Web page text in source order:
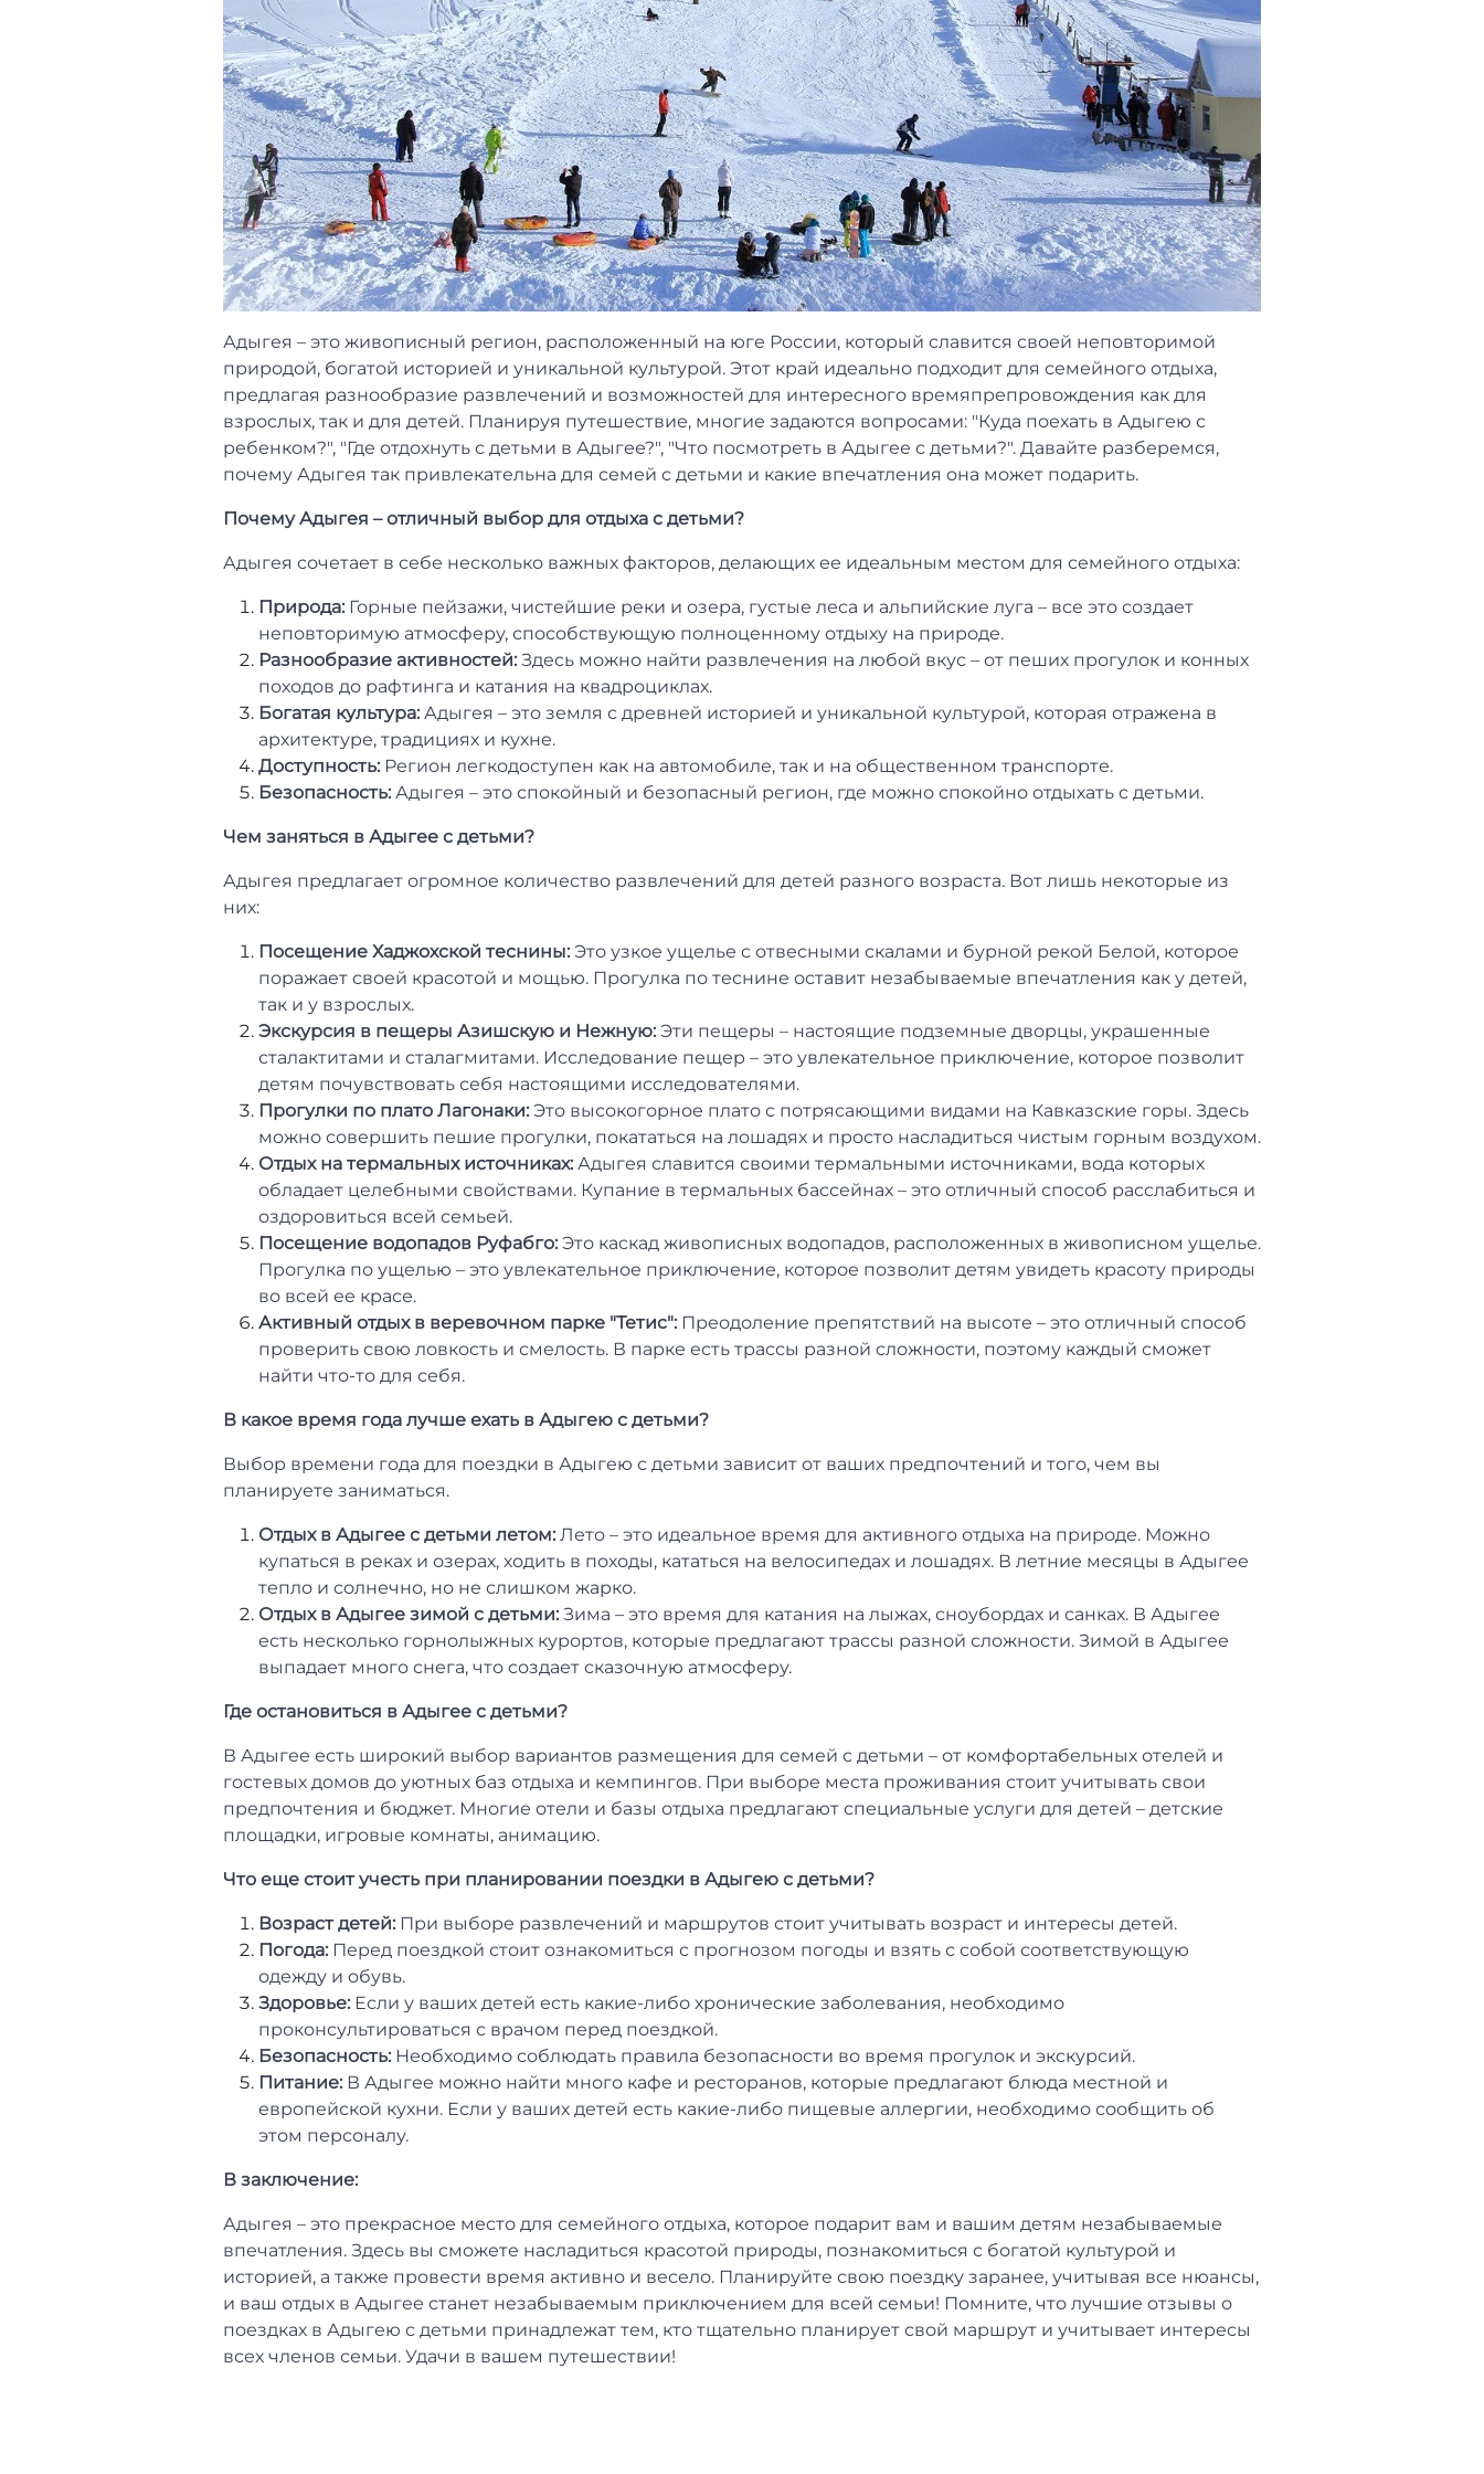
Адыгея – это живописный регион, расположенный на юге России, который славится своей неповторимой
природой, богатой историей и уникальной культурой. Этот край идеально подходит для семейного отдыха,
предлагая разнообразие развлечений и возможностей для интересного времяпрепровождения как для
взрослых, так и для детей. Планируя путешествие, многие задаются вопросами: "Куда поехать в Адыгею с
ребенком?", "Где отдохнуть с детьми в Адыгее?", "Что посмотреть в Адыгее с детьми?". Давайте разберемся,
почему Адыгея так привлекательна для семей с детьми и какие впечатления она может подарить.
Почему Адыгея – отличный выбор для отдыха с детьми?
Адыгея сочетает в себе несколько важных факторов, делающих ее идеальным местом для семейного отдыха:
Природа:Горные пейзажи, чистейшие реки и озера, густые леса и альпийские луга – все это создает
неповторимую атмосферу, способствующую полноценному отдыху на природе.
Разнообразие активностей:Здесь можно найти развлечения на любой вкус – от пеших прогулок и конных
походов до рафтинга и катания на квадроциклах.
Богатая культура:Адыгея – это земля с древней историей и уникальной культурой, которая отражена в
архитектуре, традициях и кухне.
Доступность:Регион легкодоступен как на автомобиле, так и на общественном транспорте.
Безопасность:Адыгея – это спокойный и безопасный регион, где можно спокойно отдыхать с детьми.
Чем заняться в Адыгее с детьми?
Адыгея предлагает огромное количество развлечений для детей разного возраста. Вот лишь некоторые из
них:
Посещение Хаджохской теснины:Это узкое ущелье с отвесными скалами и бурной рекой Белой, которое
поражает своей красотой и мощью. Прогулка по теснине оставит незабываемые впечатления как у детей,
так и у взрослых.
Экскурсия в пещеры Азишскую и Нежную:Эти пещеры – настоящие подземные дворцы, украшенные
сталактитами и сталагмитами. Исследование пещер – это увлекательное приключение, которое позволит
детям почувствовать себя настоящими исследователями.
Прогулки по плато Лагонаки:Это высокогорное плато с потрясающими видами на Кавказские горы. Здесь
можно совершить пешие прогулки, покататься на лошадях и просто насладиться чистым горным воздухом.
Отдых на термальных источниках:Адыгея славится своими термальными источниками, вода которых
обладает целебными свойствами. Купание в термальных бассейнах – это отличный способ расслабиться и
оздоровиться всей семьей.
Посещение водопадов Руфабго:Это каскад живописных водопадов, расположенных в живописном ущелье.
Прогулка по ущелью – это увлекательное приключение, которое позволит детям увидеть красоту природы
во всей ее красе.
Активный отдых в веревочном парке "Тетис":Преодоление препятствий на высоте – это отличный способ
проверить свою ловкость и смелость. В парке есть трассы разной сложности, поэтому каждый сможет
найти что-то для себя.
В какое время года лучше ехать в Адыгею с детьми?
Выбор времени года для поездки в Адыгею с детьми зависит от ваших предпочтений и того, чем вы
планируете заниматься.
Отдых в Адыгее с детьми летом:Лето – это идеальное время для активного отдыха на природе. Можно
купаться в реках и озерах, ходить в походы, кататься на велосипедах и лошадях. В летние месяцы в Адыгее
тепло и солнечно, но не слишком жарко.
Отдых в Адыгее зимой с детьми:Зима – это время для катания на лыжах, сноубордах и санках. В Адыгее
есть несколько горнолыжных курортов, которые предлагают трассы разной сложности. Зимой в Адыгее
выпадает много снега, что создает сказочную атмосферу.
Где остановиться в Адыгее с детьми?
В Адыгее есть широкий выбор вариантов размещения для семей с детьми – от комфортабельных отелей и
гостевых домов до уютных баз отдыха и кемпингов. При выборе места проживания стоит учитывать свои
предпочтения и бюджет. Многие отели и базы отдыха предлагают специальные услуги для детей – детские
площадки, игровые комнаты, анимацию.
Что еще стоит учесть при планировании поездки в Адыгею с детьми?
Возраст детей:При выборе развлечений и маршрутов стоит учитывать возраст и интересы детей.
Погода:Перед поездкой стоит ознакомиться с прогнозом погоды и взять с собой соответствующую
одежду и обувь.
Здоровье:Если у ваших детей есть какие-либо хронические заболевания, необходимо
проконсультироваться с врачом перед поездкой.
Безопасность:Необходимо соблюдать правила безопасности во время прогулок и экскурсий.
Питание:В Адыгее можно найти много кафе и ресторанов, которые предлагают блюда местной и
европейской кухни. Если у ваших детей есть какие-либо пищевые аллергии, необходимо сообщить об
этом персоналу.
В заключение:
Адыгея – это прекрасное место для семейного отдыха, которое подарит вам и вашим детям незабываемые
впечатления. Здесь вы сможете насладиться красотой природы, познакомиться с богатой культурой и
историей, а также провести время активно и весело. Планируйте свою поездку заранее, учитывая все нюансы,
и ваш отдых в Адыгее станет незабываемым приключением для всей семьи! Помните, что лучшие отзывы о
поездках в Адыгею с детьми принадлежат тем, кто тщательно планирует свой маршрут и учитывает интересы
всех членов семьи. Удачи в вашем путешествии!